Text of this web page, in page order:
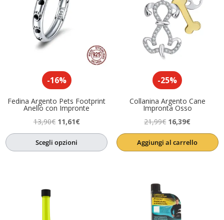
-16%
Fedina Argento Pets Footprint
Anello con Impronte
13,90€ Il
prezzo
originale
11,61€Il
prezzo
Scegli opzioni
-25%
Collanina Argento Cane
Impronta Osso
21,99€ Il
prezzo
originale
16,39€Il
prezzo
attuale
Aggiungi al carrello